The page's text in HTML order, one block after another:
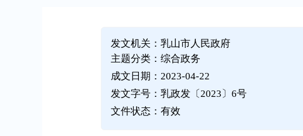
发文机关：乳山市人民政府
主题分类：综合政务
成文日期：2023-04-22
发文字号：乳政发〔2023〕6号
文件状态： 有效